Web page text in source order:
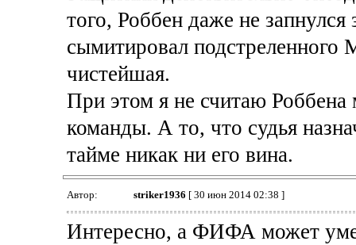
того, Роббен даже не запнулся
сымитировал
чистейшая.
При этом я не считаю
команды. А то, что судья
тайме никак ни его вина.
Автор: striker1936 [ 30 июн 2014 02:38 ]
Интересно, а ФИФА может